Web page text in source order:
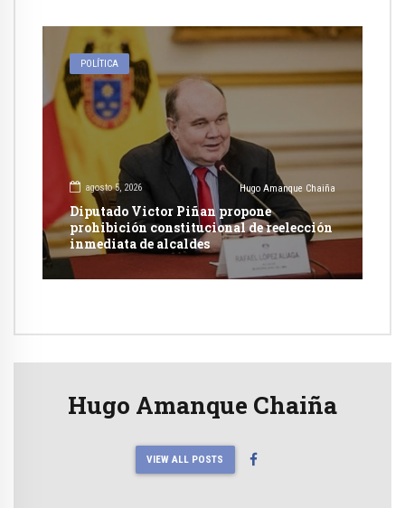
POLÍTICA
agosto 5, 2026 Hugo Amanque Chaiña
Diputado Victor Piñan propone
prohibición constitucional de reelección
inmediata de alcaldes
Hugo Amanque Chaiña
VIEW ALL POSTS